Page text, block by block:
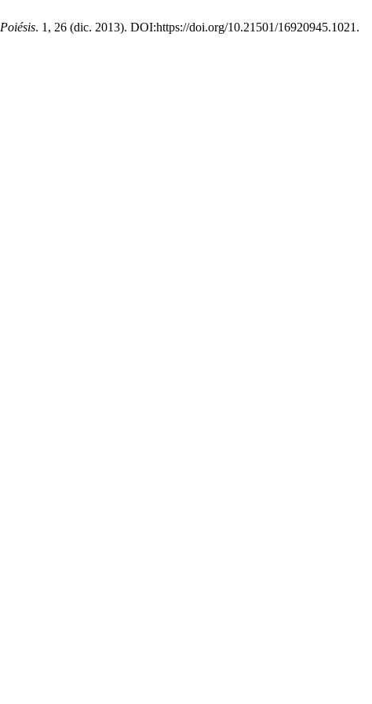
Poiésis. 1, 26 (dic. 2013). DOI:https://doi.org/10.21501/16920945.1021.